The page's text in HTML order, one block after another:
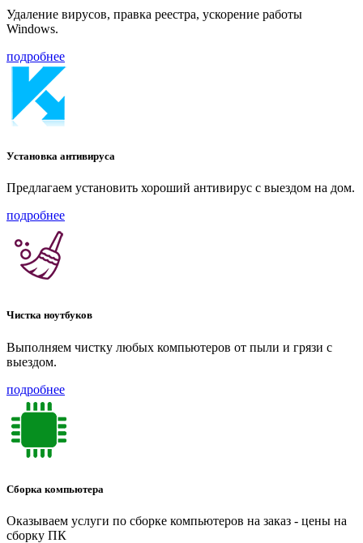
Удаление вирусов, правка реестра, ускорение работы
Windows.
подробнее
Установка антивируса
Предлагаем установить хороший антивирус с выездом на дом.
подробнее
Чистка ноутбуков
Выполняем чистку любых компьютеров от пыли и грязи с
выездом.
подробнее
Сборка компьютера
Оказываем услуги по сборке компьютеров на заказ - цены на
сборку ПК